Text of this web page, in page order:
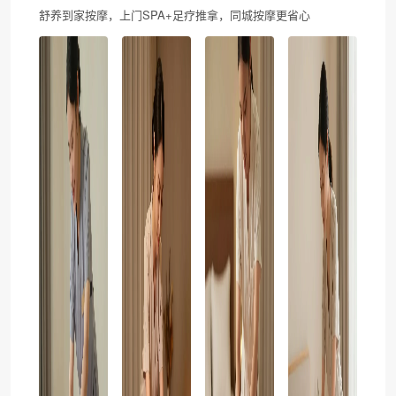
舒养到家按摩，上门SPA+足疗推拿，同城按摩更省心